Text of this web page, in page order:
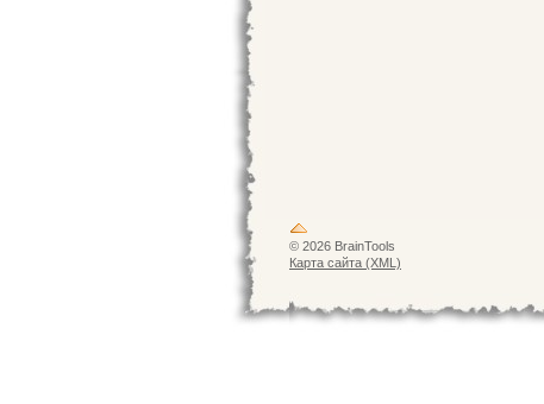
© 2026 BrainTools
Карта сайта (XML)